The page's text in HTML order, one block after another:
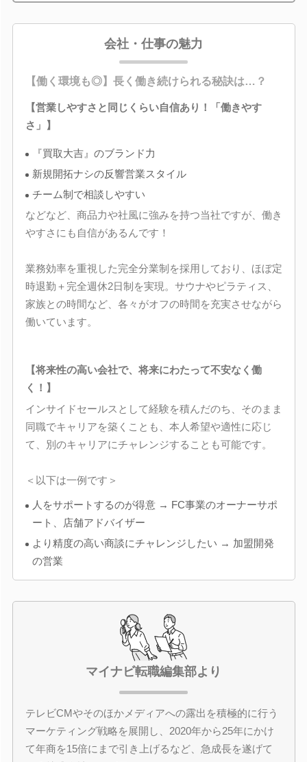
会社・仕事の魅力
【働く環境も◎】長く働き続けられる秘訣は…？
【営業しやすさと同じくらい自信あり！「働きやす
さ」】
『買取大吉』のブランド力
新規開拓ナシの反響営業スタイル
チーム制で相談しやすい
などなど、商品力や社風に強みを持つ当社ですが、働き
やすさにも自信があるんです！
業務効率を重視した完全分業制を採用しており、ほぼ定
時退勤＋完全週休2日制を実現。サウナやピラティス、
家族との時間など、各々がオフの時間を充実させながら
働いています。
【将来性の高い会社で、将来にわたって不安なく働
く！】
インサイドセールスとして経験を積んだのち、そのまま
同職でキャリアを築くことも、本人希望や適性に応じ
て、別のキャリアにチャレンジすることも可能です。
＜以下は一例です＞
人をサポートするのが得意 → FC事業のオーナーサポ
ート、店舗アドバイザー
より精度の高い商談にチャレンジしたい → 加盟開発
の営業
マイナビ転職編集部より
テレビCMやそのほかメディアへの露出を積極的に行う
マーケティング戦略を展開し、2020年から25年にかけ
て年商を15倍にまで引き上げるなど、急成長を遂げて